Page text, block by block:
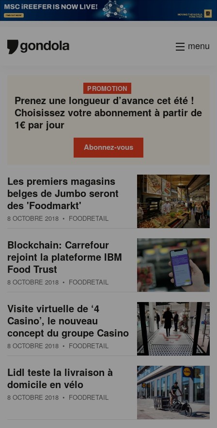
menu
PROMOTION
Prenez une longueur d’avance cet été !
Choisissez votre abonnement à partir de
1€ par jour
Abonnez-vous
N
e
w
s
Les premiers magasins
belges de Jumbo seront
des 'Foodmarkt'
8 OCTOBRE 2018 • FOODRETAIL
Blockchain: Carrefour
rejoint la plateforme IBM
Food Trust
8 OCTOBRE 2018 • FOODRETAIL
Visite virtuelle de ‘4
Casino’, le nouveau
concept du groupe Casino
8 OCTOBRE 2018 • FOODRETAIL
Lidl teste la livraison à
domicile en vélo
8 OCTOBRE 2018 • FOODRETAIL
P
a
g
i
a
t
i
o
Previous
page
Page
Page
Page
Page
Current
page
Page
Page
Page
Page
Next
page
academy
society